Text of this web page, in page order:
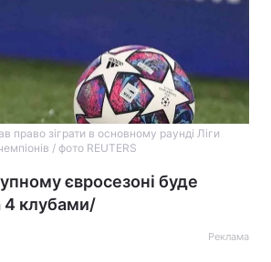
право зіграти в основному раунді Ліги
/ фото REUTERS
євросезоні буде
4 клубами/
Реклама